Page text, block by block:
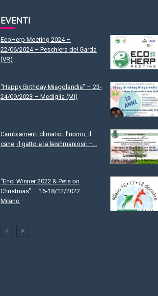
EVENTI
EcoHerp Meeting 2024 –
22/06/2024 – Peschiera del Garda
(VR)
“Happy Birthday Miagolandia” – 23-
24/09/2023 – Mediglia (MI)
Cambiamenti climatici: l’uomo, il
cane, il gatto e la leishmaniosi! –...
“Enci Winner 2022 & Pets on
Christmas” – 16-18/12/2022 –
Milano